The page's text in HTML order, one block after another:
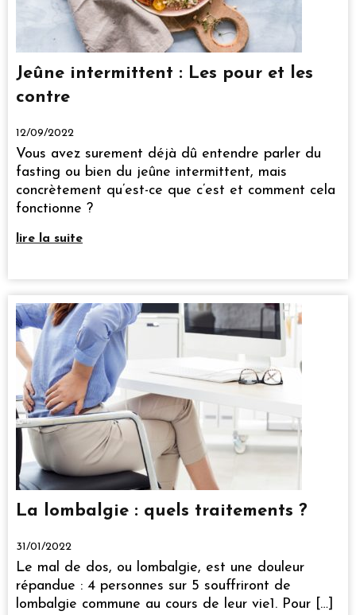
Jeûne intermittent : Les pour et les
contre
12/09/2022
Vous avez surement déjà dû entendre parler du
fasting ou bien du jeûne intermittent, mais
concrètement qu’est-ce que c’est et comment cela
fonctionne ?
lire la suite
La lombalgie : quels traitements ?
31/01/2022
Le mal de dos, ou lombalgie, est une douleur
répandue : 4 personnes sur 5 souffriront de
lombalgie commune au cours de leur vie1. Pour […]